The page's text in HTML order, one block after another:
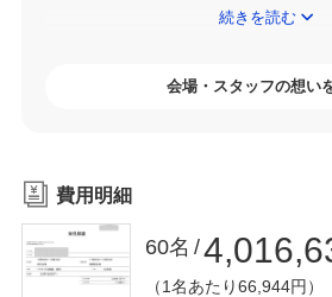
当会場のウェディングプランナーの対
結婚式当日までのご準備期間も楽し
まだ至らない点も多くある事かと思い
お喜び頂けたお声に恥じぬようこれか
り一層ご満足頂けるサポート体制を目
続きを読む
会場・スタッフの想い
費用明細
60名
（1名あたり66,944円）